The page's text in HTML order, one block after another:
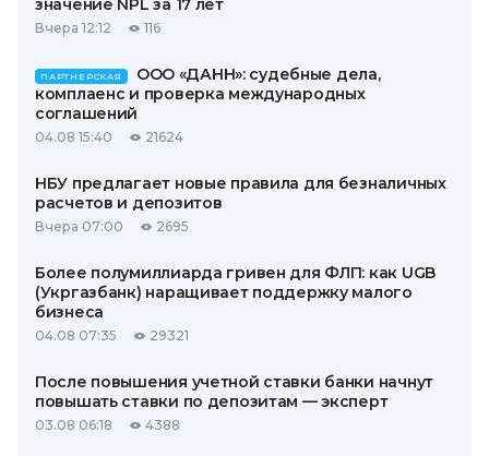
значение NPL за 17 лет
Вчера 12:12 116
ПАРТНЕРСКАЯ
ООО «ДАНН»: судебные дела,
комплаенс и проверка международных
соглашений
04.08 15:40 21624
НБУ предлагает новые правила для безналичных
расчетов и депозитов
Вчера 07:00 2695
Более полумиллиарда гривен для ФЛП: как UGB
(Укргазбанк) наращивает поддержку малого
бизнеса
04.08 07:35 29321
После повышения учетной ставки банки начнут
повышать ставки по депозитам — эксперт
03.08 06:18 4388